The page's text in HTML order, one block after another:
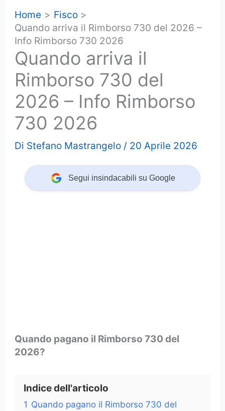
Home
Fisco
Quando arriva il Rimborso 730 del 2026 –
Info Rimborso 730 2026
Quando arriva il
Rimborso 730 del
2026 – Info Rimborso
730 2026
Di Stefano Mastrangelo / 20 Aprile 2026
Segui insindacabili su Google
Quando pagano il Rimborso 730 del
2026?
Indice dell'articolo
1 Quando pagano il Rimborso 730 del